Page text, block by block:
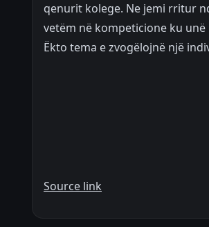
qenurit kolege. Ne jemi rritur
vetëm në kompeticione ku
Ëkto tema e zvogëlojnë një
Source link